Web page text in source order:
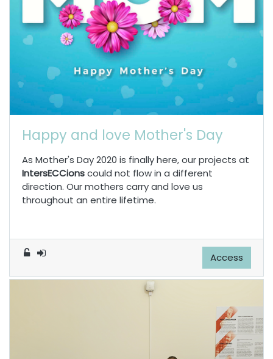
Happy and love Mother's Day
As Mother's Day 2020 is finally here, our projects at
IntersECCionscould not flow in a different
direction. Our mothers carry and love us
throughout an entire lifetime.
Access